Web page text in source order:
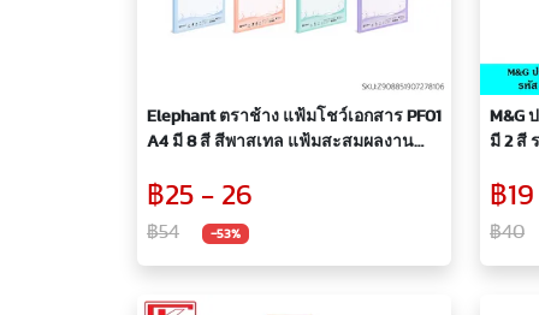
Elephant ตราช้าง แฟ้มโชว์เอกสาร PF01
A4 มี 8 สี สีพาสเทล แฟ้มสะสมผลงาน
฿25 - 26
฿54 -53%
M&G
มี 2 สี
ทัดรัด
฿19
฿40